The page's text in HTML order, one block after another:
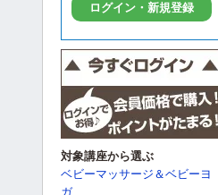
ログイン・新規登録
対象講座から選ぶ
ベビーマッサージ＆ベビーヨ
ガ